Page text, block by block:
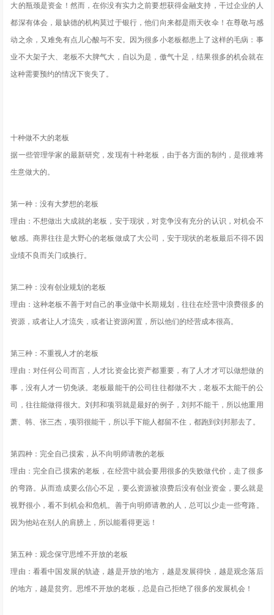
大的瓶颈是资金！然而，在你没有实力之前要想获得金融支持，干过企业的人
都深有体会，最缺德的机构莫过于银行，他们向来都是雨天收伞！在尊敬与感
动之余，又难免有点儿心酸与不安。因为很多小老板都患上了这样的毛病：事
业不大架子大、老板不大脾气大，自以为是，傲气十足，结果很多的机会就在
这种需要预约的情况下丧失了。
十种做不大的老板
据一些管理学家的最新研究，发现有十种老板，由于各方面的制约，是很难将
生意做大的。
第一种：没有大梦想的老板
理由：不想做出大成就的老板，安于现状，对竞争没有充分的认识，对机会不
敏感。商界往往是大野心的老板做成了大公司，安于现状的老板最后不得不因
业绩不良而关门或换行。
第二种：没有创业规划的老板
理由：这种老板不善于对自己的事业做中长期规划，往往在经营中浪费很多的
资源，或者让人才流失，或者让资源闲置，所以他们的经营成本很高。
第三种：不重视人才的老板
理由：对任何公司而言，人才比资金比资产都重要，有了人才才可以做想做的
事，没有人才一切免谈。老板最能干的公司往往都做不大，老板不太能干的公
司，往往能做得很大。刘邦和项羽就是最好的例子，刘邦不能干，所以他重用
萧、韩、张三杰，项羽很能干，所以手下能人都留不住，都跑到刘邦那去了。
第四种：完全自己摸索，从不向明师请教的老板
理由：完全自己摸索的老板，在经营中就会要用很多的失败做代价，走了很多
的弯路。从而造成要么信心不足，要么资源被浪费后没有创业资金，要么就是
视野很小，看不到机会和危机。善于向明师请教的人，总可以少走一些弯路。
因为他站在别人的肩膀上，所以能看得更远！
第五种：观念保守思维不开放的老板
理由：看看中国发展的轨迹，越是开放的地方，越是发展得快，越是观念落后
的地方，越是贫穷。思维不开放的老板，总是自己拒绝了很多的发展机会！